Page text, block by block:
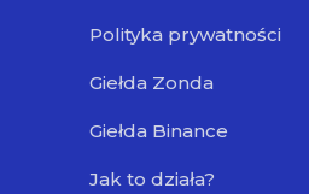
Polityka prywatności
Giełda Zonda
Giełda Binance
Jak to działa?